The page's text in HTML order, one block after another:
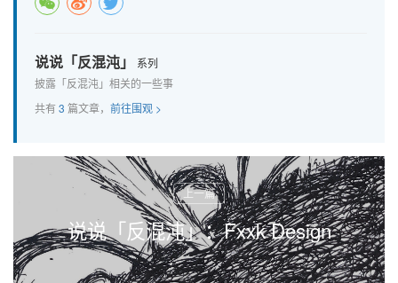
说说「反混沌」
系列
披露「反混沌」相关的一些事
共有3 篇文章， 前往围观 >
说说「反混沌」：Fxxk Design